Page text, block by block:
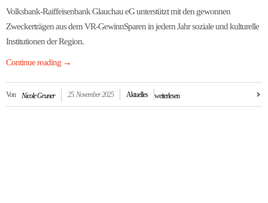
Volksbank-Raiffeisenbank Glauchau eG unterstützt mit den gewonnen
Zweckerträgen aus dem VR-GewinnSparen in jedem Jahr soziale und kulturelle
Institutionen der Region.
Continue reading →
Von Nicole Gruner 25. November 2025 Aktuelles weiterlesen